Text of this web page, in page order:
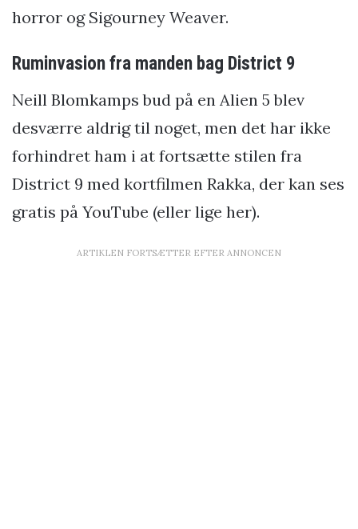
horror og Sigourney Weaver.
Ruminvasion fra manden bag District 9
Neill Blomkamps bud på en Alien 5 blev
desværre aldrig til noget, men det har ikke
forhindret ham i at fortsætte stilen fra
District 9 med kortfilmen Rakka, der kan ses
gratis på YouTube (eller lige her).
ARTIKLEN FORTSÆTTER EFTER ANNONCEN